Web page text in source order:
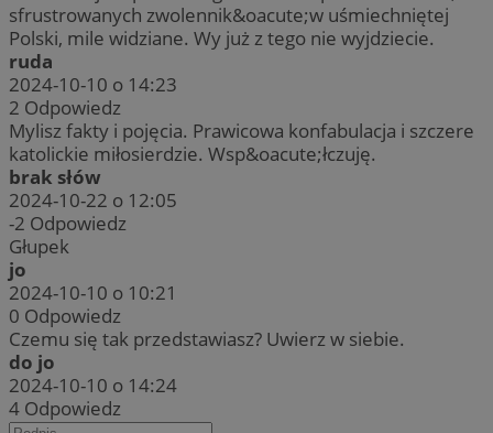
sfrustrowanych zwolennik&oacute;w uśmiechniętej
Polski, mile widziane. Wy już z tego nie wyjdziecie.
ruda
2024-10-10 o 14:23
2 Odpowiedz
Mylisz fakty i pojęcia. Prawicowa konfabulacja i szczere
katolickie miłosierdzie. Wsp&oacute;łczuję.
brak słów
2024-10-22 o 12:05
-2 Odpowiedz
Głupek
jo
2024-10-10 o 10:21
0 Odpowiedz
Czemu się tak przedstawiasz? Uwierz w siebie.
do jo
2024-10-10 o 14:24
4 Odpowiedz